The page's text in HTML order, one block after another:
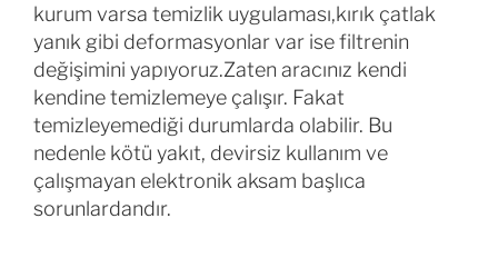
kurum varsa temizlik uygulaması,kırık çatlak
yanık gibi deformasyonlar var ise filtrenin
değişimini yapıyoruz.Zaten aracınız kendi
kendine temizlemeye çalışır. Fakat
temizleyemediği durumlarda olabilir. Bu
nedenle kötü yakıt, devirsiz kullanım ve
çalışmayan elektronik aksam başlıca
sorunlardandır.